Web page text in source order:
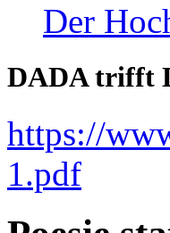
Der
DADA trifft
https://
1.pdf